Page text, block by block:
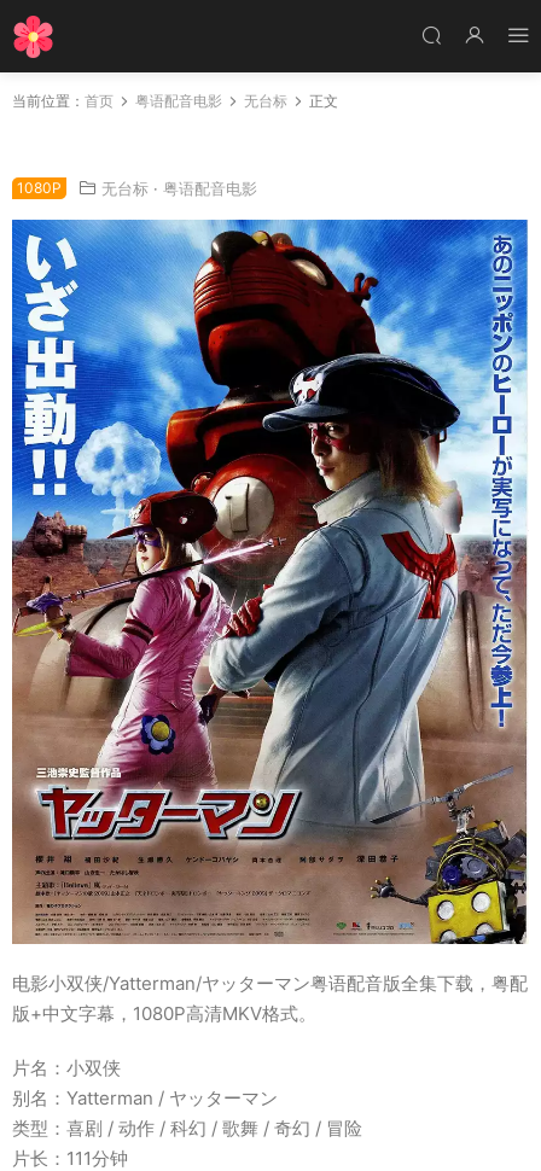
当前位置： 首页 粤语配音电影 无台标 正文
1080P 无台标 · 粤语配音电影
电影小双侠/Yatterman/ヤッターマン粤语配音版全集下载，粤配
版+中文字幕，1080P高清MKV格式。
片名：小双侠
别名：Yatterman / ヤッターマン
类型：喜剧 / 动作 / 科幻 / 歌舞 / 奇幻 / 冒险
片长：111分钟